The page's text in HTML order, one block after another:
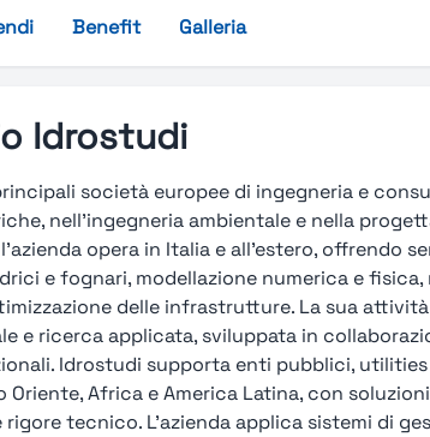
Benefit Galleria
Idrostudi
società europee di ingegneria e
nell’ingegneria ambientale e nella
opera in Italia e all’estero, offrendo
e fognari, modellazione numerica e
delle infrastrutture. La sua
e ricerca applicata, sviluppata in
Idrostudi supporta enti pubblici,
Oriente, Africa e America Latina, con
tecnico. L’azienda applica sistemi di